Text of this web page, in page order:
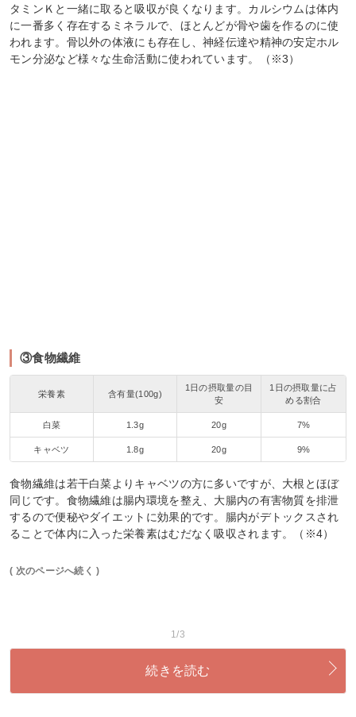
タミンＫと一緒に取ると吸収が良くなります。カルシウムは体内
に一番多く存在するミネラルで、ほとんどが骨や歯を作るのに使
われます。骨以外の体液にも存在し、神経伝達や精神の安定ホル
モン分泌など様々な生命活動に使われています。（※3）
③食物繊維
栄養素 含有量(100g)
1日の摂取量の目
安
1日の摂取量に占
める割合
白菜 1.3g 20g 7%
キャベツ 1.8g 20g 9%
食物繊維は若干白菜よりキャベツの方に多いですが、大根とほぼ
同じです。食物繊維は腸内環境を整え、大腸内の有害物質を排泄
するので便秘やダイエットに効果的です。腸内がデトックスされ
ることで体内に入った栄養素はむだなく吸収されます。（※4）
( 次のページへ続く )
1/3
続きを読む